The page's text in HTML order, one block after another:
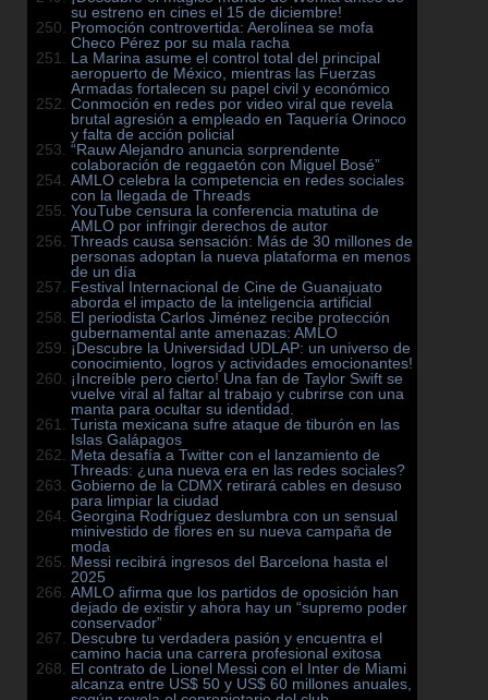
su estreno en cines el 15 de diciembre!
Promoción controvertida: Aerolínea se mofa
Checo Pérez por su mala racha
La Marina asume el control total del principal
aeropuerto de México, mientras las Fuerzas
Armadas fortalecen su papel civil y económico
Conmoción en redes por video viral que revela
brutal agresión a empleado en Taquería Orinoco
y falta de acción policial
“Rauw Alejandro anuncia sorprendente
colaboración de reggaetón con Miguel Bosé”
AMLO celebra la competencia en redes sociales
con la llegada de Threads
YouTube censura la conferencia matutina de
AMLO por infringir derechos de autor
Threads causa sensación: Más de 30 millones de
personas adoptan la nueva plataforma en menos
de un día
Festival Internacional de Cine de Guanajuato
aborda el impacto de la inteligencia artificial
El periodista Carlos Jiménez recibe protección
gubernamental ante amenazas: AMLO
¡Descubre la Universidad UDLAP: un universo de
conocimiento, logros y actividades emocionantes!
¡Increíble pero cierto! Una fan de Taylor Swift se
vuelve viral al faltar al trabajo y cubrirse con una
manta para ocultar su identidad.
Turista mexicana sufre ataque de tiburón en las
Islas Galápagos
Meta desafía a Twitter con el lanzamiento de
Threads: ¿una nueva era en las redes sociales?
Gobierno de la CDMX retirará cables en desuso
para limpiar la ciudad
Georgina Rodríguez deslumbra con un sensual
minivestido de flores en su nueva campaña de
moda
Messi recibirá ingresos del Barcelona hasta el
2025
AMLO afirma que los partidos de oposición han
dejado de existir y ahora hay un “supremo poder
conservador”
Descubre tu verdadera pasión y encuentra el
camino hacia una carrera profesional exitosa
El contrato de Lionel Messi con el Inter de Miami
alcanza entre US$ 50 y US$ 60 millones anuales,